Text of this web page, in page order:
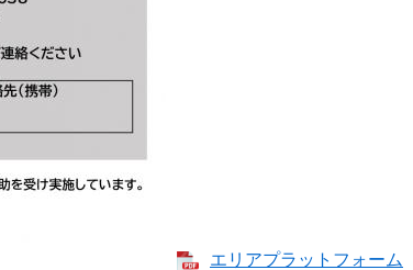
エリアプラットフォーム